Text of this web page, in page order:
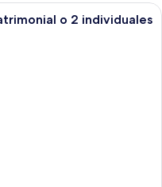
habitación de hotel moderna
o 2 individuales